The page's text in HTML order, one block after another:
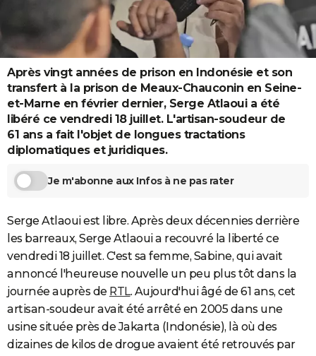
GUIDES D'ACHAT
BONS PLANS
CARTE DE VOEUX
Carte de Noël
Carte Bonne année
Carte Saint-Valentin
Carte Pâques
Carte d'anniversaire
DICTIONNAIRE
Dictionnaire
Biographies
Citations
Expressions
Proverbes
COPAINS D'AVANT
S'inscrire
Se connecter
Lycées
Collèges
Primaires
Universités
Entreprises
Service militaire
Avis de recherche
AVIS DE DÉCÈS
FORUM
Bricolage
Lifestyle
Culture
Sport
Auto
Television
Voyage
Cinema
Après vingt années de prison en Indonésie et son
transfert à la prison de Meaux-Chauconin en Seine-
et-Marne en février dernier, Serge Atlaoui a été
libéré ce vendredi 18 juillet. L'artisan-soudeur de
61 ans a fait l'objet de longues tractations
diplomatiques et juridiques.
Je m'abonne aux Infos à ne pas rater
Serge Atlaoui est libre. Après deux décennies derrière
les barreaux, Serge Atlaoui a recouvré la liberté ce
vendredi 18 juillet. C'est sa femme, Sabine, qui avait
annoncé l'heureuse nouvelle un peu plus tôt dans la
journée auprès de RTL. Aujourd'hui âgé de 61 ans, cet
artisan-soudeur avait été arrêté en 2005 dans une
usine située près de Jakarta (Indonésie), là où des
dizaines de kilos de drogue avaient été retrouvés par